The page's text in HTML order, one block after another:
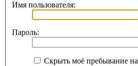
Имя пользователя:
Пароль:
Скрыть моё пребывание